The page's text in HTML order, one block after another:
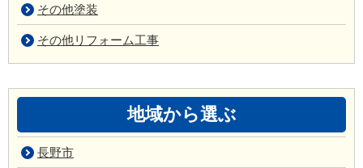
その他塗装
その他リフォーム工事
地域から選ぶ
長野市